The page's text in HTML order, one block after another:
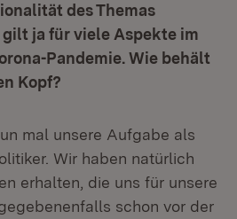
des Themas
ja für viele Aspekte im
Pandemie. Wie behält
Kopf?
mal unsere Aufgabe als
Wir haben natürlich
erhalten, die uns für unsere
schon vor der